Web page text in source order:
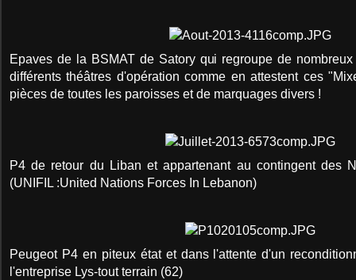
Epaves de la BSMAT de Satory qui regroupe de
différents théâtres d'opération comme en attestent ces
pièces de toutes les paroisses et de marquages divers !
P4 de retour du Liban et appartenant au contingent des
(UNIFIL :United Nations Forces In Lebanon)
Peugeot P4 en piteux état et dans l'attente d'un
l'entreprise Lys-tout terrain (62)